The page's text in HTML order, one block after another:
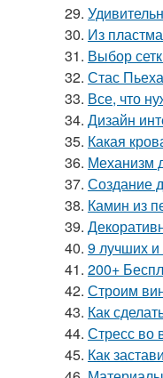
29.
30. Из
31. Выбор
32. Стас
33. Все, что
34. Дизайн
35. Какая
36. Механизм
37. Создание
38. Камин из
39.
40. 9 лучших
41. 200+
42. Строим
43. Как
44. Стресс во
45. Как